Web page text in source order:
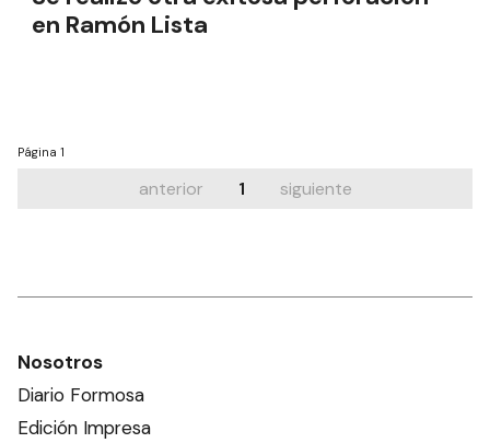
en Ramón Lista
Página 1
anterior 1 siguiente
Nosotros
Diario Formosa
Edición Impresa